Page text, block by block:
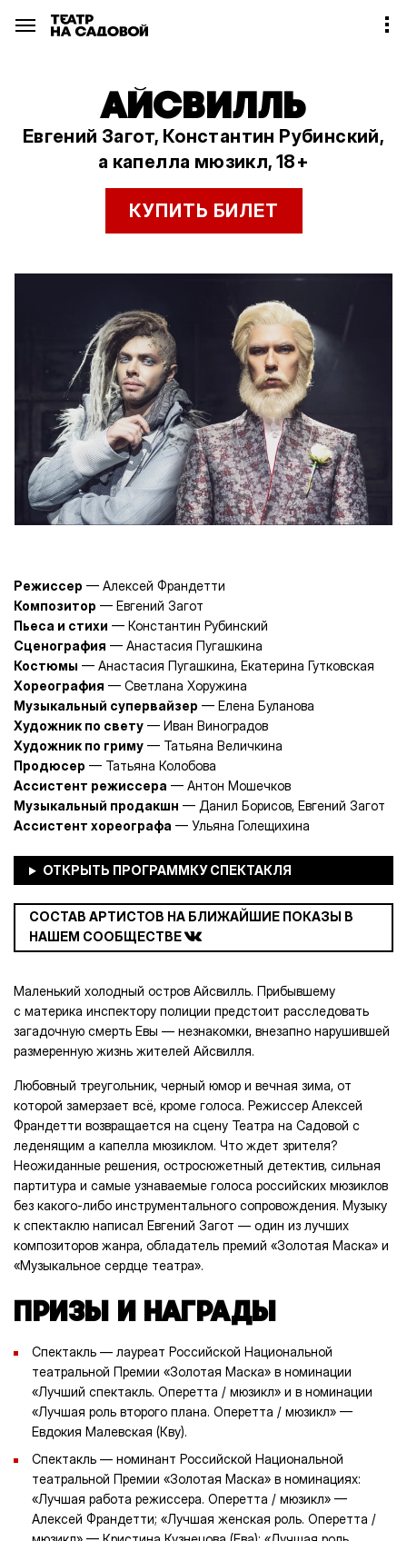
АЙСВИЛЛЬ
Евгений Загот, Константин Рубинский,
а капелла мюзикл, 18+
КУПИТЬ БИЛЕТ
Режиссер — Алексей Франдетти
Композитор — Евгений Загот
Пьеса и стихи — Константин Рубинский
Сценография — Анастасия Пугашкина
Костюмы — Анастасия Пугашкина, Екатерина Гутковская
Хореография — Светлана Хоружина
Музыкальный супервайзер — Елена Буланова
Художник по свету — Иван Виноградов
Художник по гриму — Татьяна Величкина
Продюсер — Татьяна Колобова
Ассистент режиссера — Антон Мошечков
Музыкальный продакшн — Данил Борисов, Евгений Загот
Ассистент хореографа — Ульяна Голещихина
СОСТАВ АРТИСТОВ НА БЛИЖАЙШИЕ ПОКАЗЫ В
НАШЕМ СООБЩЕСТВЕ
Маленький холодный остров Айсвилль. Прибывшему
с материка инспектору полиции предстоит расследовать
загадочную смерть Евы — незнакомки, внезапно нарушившей
размеренную жизнь жителей Айсвилля.
Любовный треугольник, черный юмор и вечная зима, от
которой замерзает всё, кроме голоса. Режиссер Алексей
Франдетти возвращается на сцену Театра на Садовой с
леденящим а капелла мюзиклом. Что ждет зрителя?
Неожиданные решения, остросюжетный детектив, сильная
партитура и самые узнаваемые голоса российских мюзиклов
без какого-либо инструментального сопровождения. Музыку
к спектаклю написал Евгений Загот — один из лучших
композиторов жанра, обладатель премий «Золотая Маска» и
«Музыкальное сердце театра».
ПРИЗЫ И НАГРАДЫ
Спектакль — лауреат Российской Национальной
театральной Премии «Золотая Маска» в номинации
«Лучший спектакль. Оперетта / мюзикл» и в номинации
«Лучшая роль второго плана. Оперетта / мюзикл» —
Евдокия Малевская (Кву).
Спектакль — номинант Российской Национальной
театральной Премии «Золотая Маска» в номинациях:
«Лучшая работа режиссера. Оперетта / мюзикл» —
Алексей Франдетти; «Лучшая женская роль. Оперетта /